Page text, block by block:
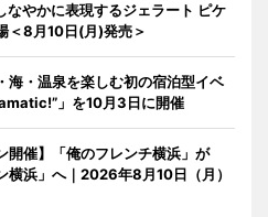
やかに表現するジェラート ピケ
＜8月10日(月)発売＞
海・温泉を楽しむ初の宿泊型イベ
」を10月3日に開催
開催】「俺のフレンチ横浜」が
横浜」へ｜2026年8月10日（月）